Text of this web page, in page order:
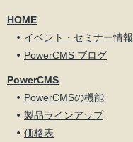
HOME
イベント・セミナー情報
PowerCMS ブログ
PowerCMS
PowerCMSの機能
製品ラインアップ
価格表